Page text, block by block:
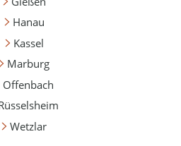
Hanau
Kassel
Marburg
Offenbach
Wetzlar